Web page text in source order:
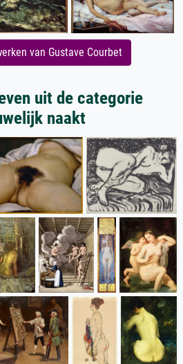
van Gustave Courbet
uit de categorie
naakt